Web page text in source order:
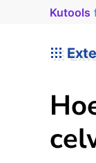
Kutools